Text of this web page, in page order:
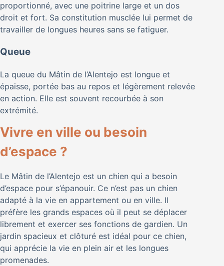
proportionné, avec une poitrine large et un dos
droit et fort. Sa constitution musclée lui permet de
travailler de longues heures sans se fatiguer.
Queue
La queue du Mâtin de l’Alentejo est longue et
épaisse, portée bas au repos et légèrement relevée
en action. Elle est souvent recourbée à son
extrémité.
Vivre en ville ou besoin
d’espace ?
Le Mâtin de l’Alentejo est un chien qui a besoin
d’espace pour s’épanouir. Ce n’est pas un chien
adapté à la vie en appartement ou en ville. Il
préfère les grands espaces où il peut se déplacer
librement et exercer ses fonctions de gardien. Un
jardin spacieux et clôturé est idéal pour ce chien,
qui apprécie la vie en plein air et les longues
promenades.